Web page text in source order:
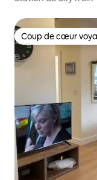
5 minutes à pied
et supermarchés,
canapé-lit dans le
Coup de cœur
Coup de cœur